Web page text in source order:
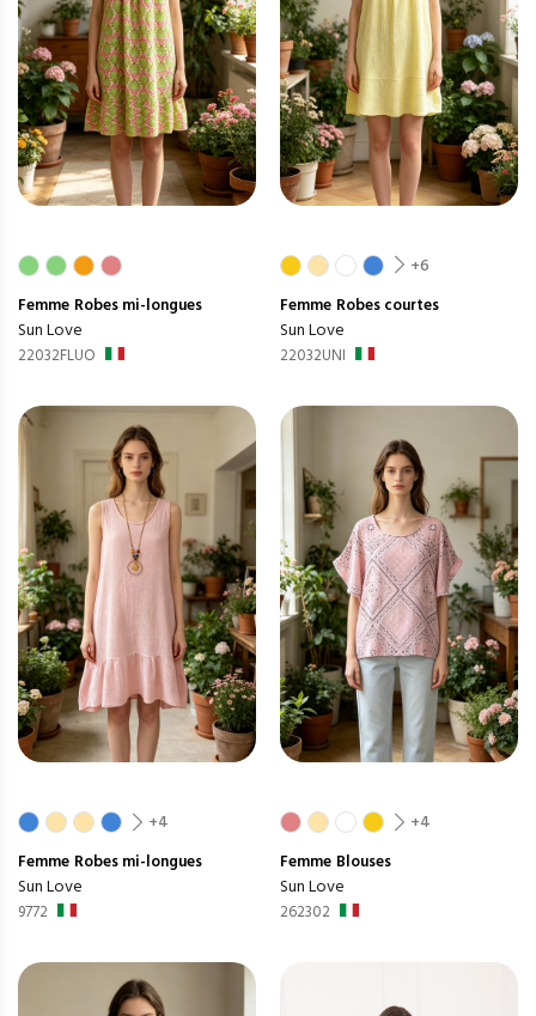
Femme Robes mi-longues
Sun Love
22032FLUO
+6
Femme Robes courtes
Sun Love
22032UNI
+4
Femme Robes mi-longues
Sun Love
9772
+4
Femme Blouses
Sun Love
262302